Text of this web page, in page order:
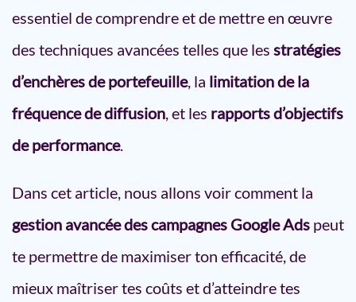
limitation de fréquence dans
Google Ads ?
performance : suivez et ajustez
vos campagnes en temps réel
L’importance des objectifs de
performance
surveiller ?
Comment utiliser les rapports
pour ajuster tes campagnes ?
avancée de Google Ads ?
essentiel de comprendre et de mettre en œuvre
des techniques avancées telles que les stratégies
d’enchères de portefeuille, la limitation de la
fréquence de diffusion, et les rapports d’objectifs
de performance.
Dans cet article, nous allons voir comment la
gestion avancée des campagnes Google Ads peut
te permettre de maximiser ton efficacité, de
mieux maîtriser tes coûts et d’atteindre tes